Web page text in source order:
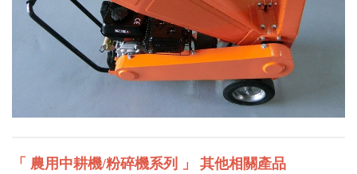
「 農用中耕機/粉碎機系列 」 其他相關產品